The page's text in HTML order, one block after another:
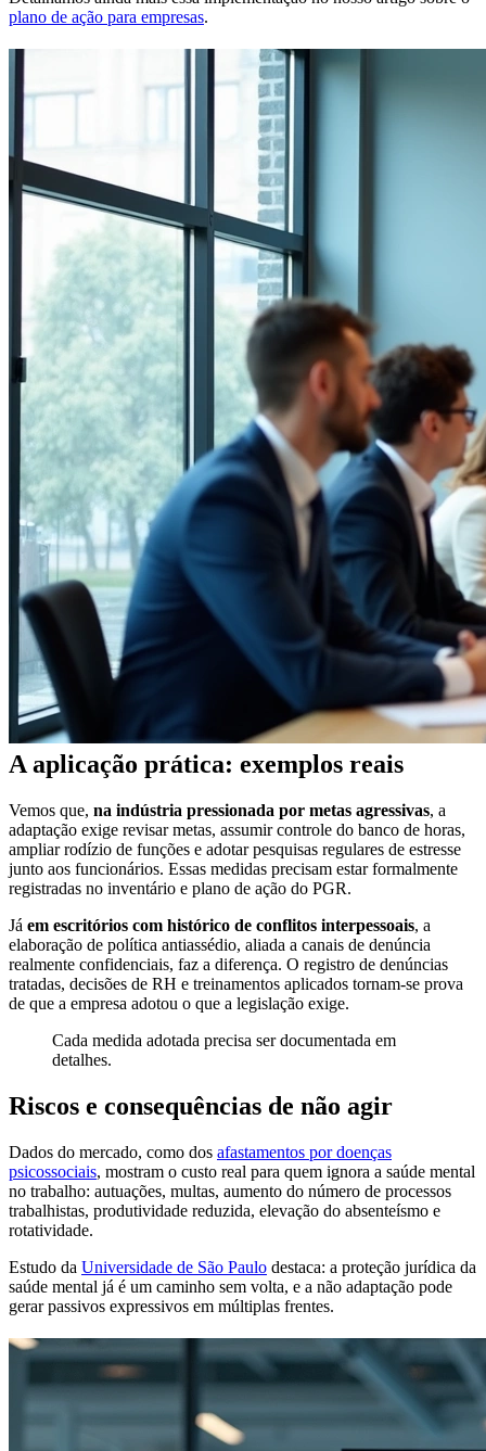
plano de ação para empresas.
A aplicação prática: exemplos reais
Vemos que, na indústria pressionada por metas agressivas, a
adaptação exige revisar metas, assumir controle do banco de horas,
ampliar rodízio de funções e adotar pesquisas regulares de estresse
junto aos funcionários. Essas medidas precisam estar formalmente
registradas no inventário e plano de ação do PGR.
Já em escritórios com histórico de conflitos interpessoais, a
elaboração de política antiassédio, aliada a canais de denúncia
realmente confidenciais, faz a diferença. O registro de denúncias
tratadas, decisões de RH e treinamentos aplicados tornam-se prova
de que a empresa adotou o que a legislação exige.
Cada medida adotada precisa ser documentada em
detalhes.
Riscos e consequências de não agir
Dados do mercado, como dos afastamentos por doenças
psicossociais, mostram o custo real para quem ignora a saúde mental
no trabalho: autuações, multas, aumento do número de processos
trabalhistas, produtividade reduzida, elevação do absenteísmo e
rotatividade.
Estudo da Universidade de São Paulo destaca: a proteção jurídica da
saúde mental já é um caminho sem volta, e a não adaptação pode
gerar passivos expressivos em múltiplas frentes.